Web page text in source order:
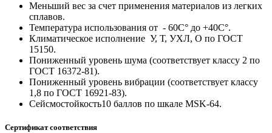
Меньший вес за счет применения материалов из легких
сплавов.
Температура использования от - 60С° до +40С°.
Климатическое исполнение У, Т, УХЛ, О по ГОСТ
15150.
Пониженный уровень шума (соответствует классу 2 по
ГОСТ 16372-81).
Пониженный уровень вибрации (соответствует классу
1,8 по ГОСТ 16921-83).
Сейсмостойкость10 баллов по шкале MSK-64.
Сертификат соответствия